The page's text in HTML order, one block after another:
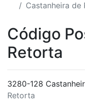
Castanheira de
Código
Retorta
3280-128
Retorta